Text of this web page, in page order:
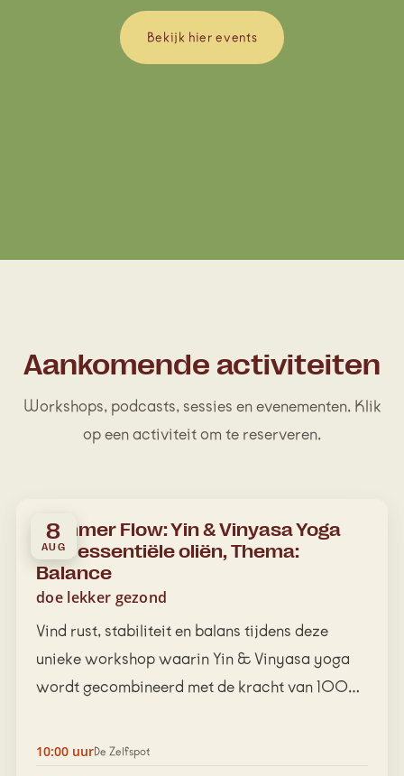
Bekijk hier events
Aankomende activiteiten
Workshops, podcasts, sessies en evenementen. Klik
op een activiteit om te reserveren.
8
AUG
Summer Flow: Yin & Vinyasa Yoga
met essentiële oliën, Thema:
Balance
doe lekker gezond
Vind rust, stabiliteit en balans tijdens deze
unieke workshop waarin Yin & Vinyasa yoga
wordt gecombineerd met de kracht van 100%
10:00 uurDe Zelfspot